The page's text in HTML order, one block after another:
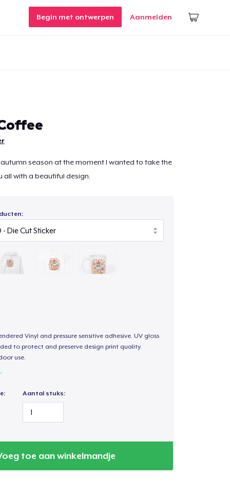
Begin met ontwerpen Aanmelden
autumn season at the moment I wanted to take the
all with a beautiful design.
Vinyl and pressure sensitive adhesive. UV gloss
to protect and preserve design print quality.
use.
Aantal stuks:
toe aan winkelmandje